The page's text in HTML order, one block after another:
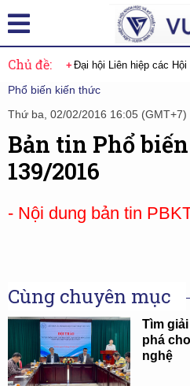
Chủ đề: Đại hội Liên hiệp các
Phổ biến kiến thức
Thứ ba, 02/02/2016 16:05 (GMT+7)
Bản tin Phổ
139/2016
- Nội dung bản tin
Cùng chuyên mục
Tìm
phá
nghệ